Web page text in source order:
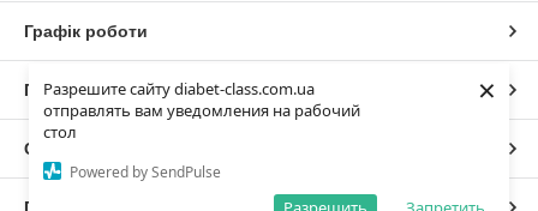
Разрешите сайту diabet-class.com.ua
отправлять вам уведомления на рабочий
стол
Powered by SendPulse
×
Графік роботи
Повна версія сайту
Сайт створено на маркетплейсі